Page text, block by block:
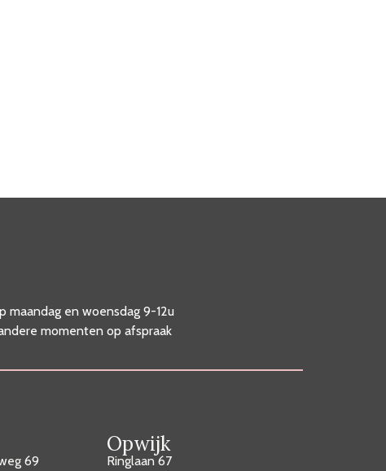
maandag en woensdag 9-12u
momenten op afspraak
69
Opwijk
Ringlaan 67